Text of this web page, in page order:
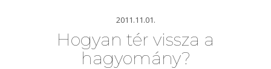
2011.11.01.
Hogyan tér vissza a
hagyomány?